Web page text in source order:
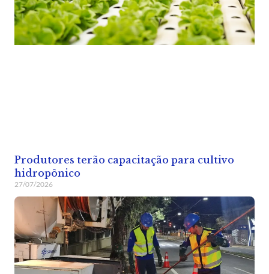
Produtores terão capacitação para cultivo
hidropônico
27/07/2026